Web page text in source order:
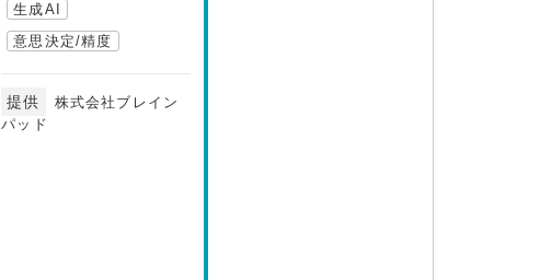
生成AI
意思決定/精度
提供
株式会社ブレイン
パッド